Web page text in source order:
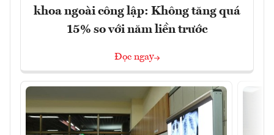
khoa ngoài công lập: Không tăng quá
15% so với năm liền trước
Đọc ngay